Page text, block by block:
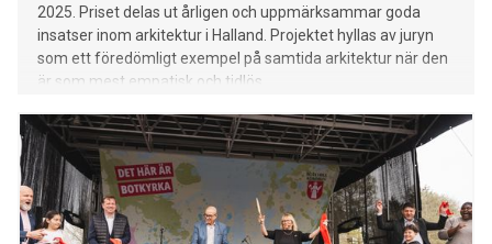
2025. Priset delas ut årligen och uppmärksammar goda
insatser inom arkitektur i Halland. Projektet hyllas av juryn
som ett föredömligt exempel på samtida arkitektur när den
är som mest empatisk och tidlös.